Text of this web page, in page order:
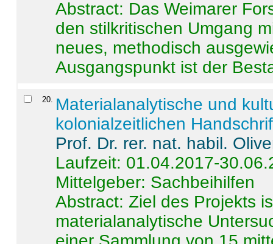
Abstract: Das Weimarer
den stilkritischen Umgang
neues, methodisch
Ausgangspunkt ist der
20
Materialanalytische und
kolonialzeitlichen
Prof. Dr. rer. nat. habil.
Laufzeit: 01.04.2017-
Mittelgeber: Sachbeihilfen
Abstract:Ziel des Projekts
materialanalytische